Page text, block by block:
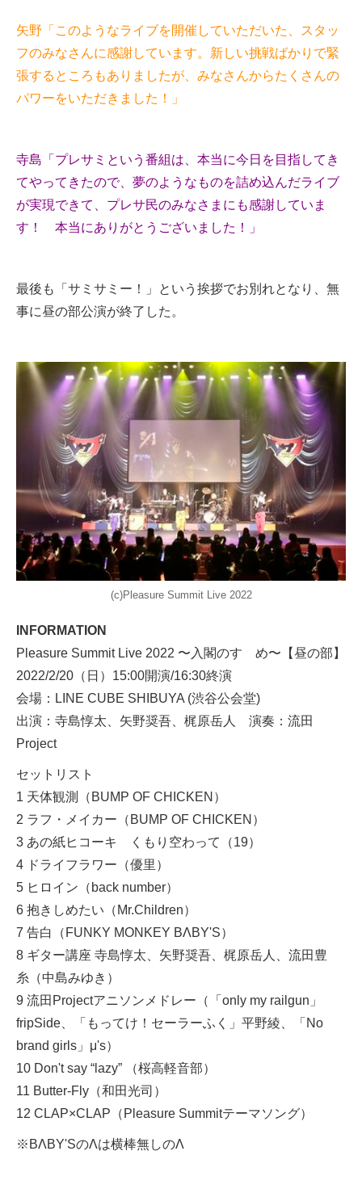
矢野「このようなライブを開催していただいた、スタッ
フのみなさんに感謝しています。新しい挑戦ばかりで緊
張するところもありましたが、みなさんからたくさんの
パワーをいただきました！」
寺島「プレサミという番組は、本当に今日を目指してき
てやってきたので、夢のようなものを詰め込んだライブ
が実現できて、プレサ民のみなさまにも感謝していま
す！ 本当にありがとうございました！」
最後も「サミサミー！」という挨拶でお別れとなり、無
事に昼の部公演が終了した。
(c)Pleasure Summit Live 2022
INFORMATION
Pleasure Summit Live 2022 〜入閣のすゝめ〜【昼の部】
2022/2/20（日）15:00開演/16:30終演
会場：LINE CUBE SHIBUYA (渋谷公会堂)
出演：寺島惇太、矢野奨吾、梶原岳人 演奏：流田
Project
セットリスト
1 天体観測（BUMP OF CHICKEN）
2 ラフ・メイカー（BUMP OF CHICKEN）
3 あの紙ヒコーキ くもり空わって（19）
4 ドライフラワー（優里）
5 ヒロイン（back number）
6 抱きしめたい（Mr.Children）
7 告白（FUNKY MONKEY BΛBY'S）
8 ギター講座 寺島惇太、矢野奨吾、梶原岳人、流田豊
糸（中島みゆき）
9 流田Projectアニソンメドレー（「only my railgun」
fripSide、「もってけ！セーラーふく」平野綾、「No
brand girls」μ's）
10 Don't say “lazy” （桜高軽音部）
11 Butter-Fly（和田光司）
12 CLAP×CLAP（Pleasure Summitテーマソング）
※BΛBY'SのΛは横棒無しのΛ